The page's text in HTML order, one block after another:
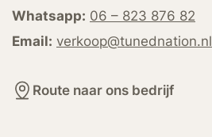
Whatsapp: 06 – 823 876 82
Email: verkoop@tunednation.nl
Route naar ons bedrijf